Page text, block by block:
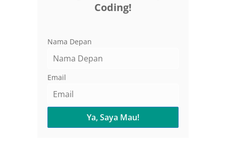
Coding!
Nama Depan
Email